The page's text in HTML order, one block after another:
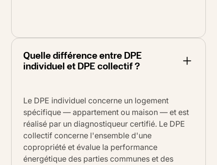
Quelle différence entre DPE
individuel et DPE collectif ?
Le DPE individuel concerne un logement
spécifique — appartement ou maison — et est
réalisé par un diagnostiqueur certifié. Le DPE
collectif concerne l'ensemble d'une
copropriété et évalue la performance
énergétique des parties communes et des